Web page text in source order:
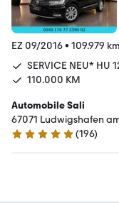
EZ 09/2016• 109.979 km
SERVICE NEU* HU
110.000 KM
Automobile Sali
67071 Ludwigshafen
5 Sterne
(196)